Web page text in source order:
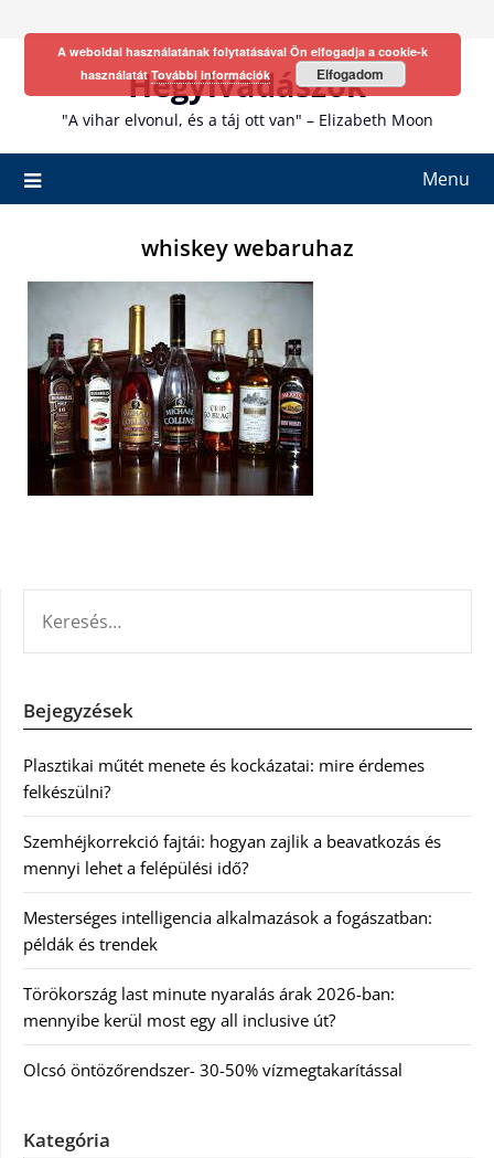
Hegyivadászok
"A vihar elvonul, és a táj ott van" – Elizabeth Moon
Menu
whiskey webaruhaz
Bejegyzések
Plasztikai műtét menete és kockázatai: mire érdemes
felkészülni?
Szemhéjkorrekció fajtái: hogyan zajlik a beavatkozás és
mennyi lehet a felépülési idő?
Mesterséges intelligencia alkalmazások a fogászatban:
példák és trendek
Törökország last minute nyaralás árak 2026-ban:
mennyibe kerül most egy all inclusive út?
Olcsó öntözőrendszer- 30-50% vízmegtakarítással
Kategória
A weboldal használatának folytatásával Ön elfogadja a cookie-k
használatátTovábbi információk Elfogadom